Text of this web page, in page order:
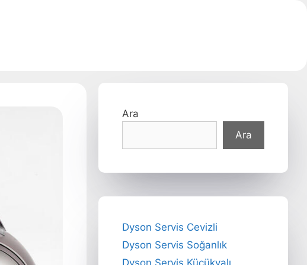
Ara
Ara
Dyson Servis Cevizli
Dyson Servis Soğanlık
Dyson Servis Küçükyalı